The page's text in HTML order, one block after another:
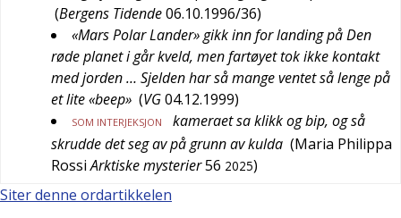
(Bergens Tidende06.10.1996/36)
«Mars Polar Lander» gikk inn for landing på Den
røde planet i går kveld, men fartøyet tok ikke kontakt
med jorden … Sjelden har så mange ventet så lenge på
et lite «beep» (VG04.12.1999)
SOM INTERJEKSJON
kameraet sa klikk og bip, og så
skrudde det seg av på grunn av kulda (Maria Philippa
Rossi Arktiske mysterier56 2025)
Siter denne ordartikkelen